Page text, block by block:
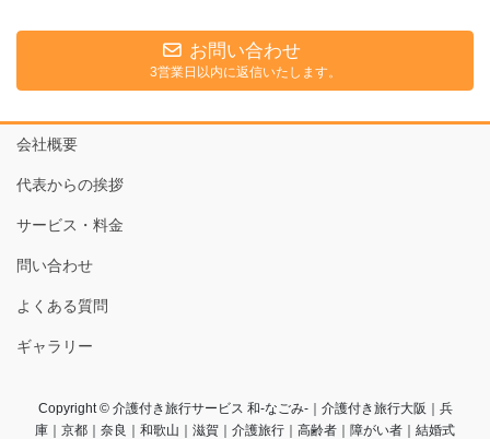
お問い合わせ
3営業日以内に返信いたします。
会社概要
代表からの挨拶
サービス・料金
問い合わせ
よくある質問
ギャラリー
Copyright © 介護付き旅行サービス 和-なごみ-｜介護付き旅行大阪｜兵
庫｜京都｜奈良｜和歌山｜滋賀｜介護旅行｜高齢者｜障がい者｜結婚式